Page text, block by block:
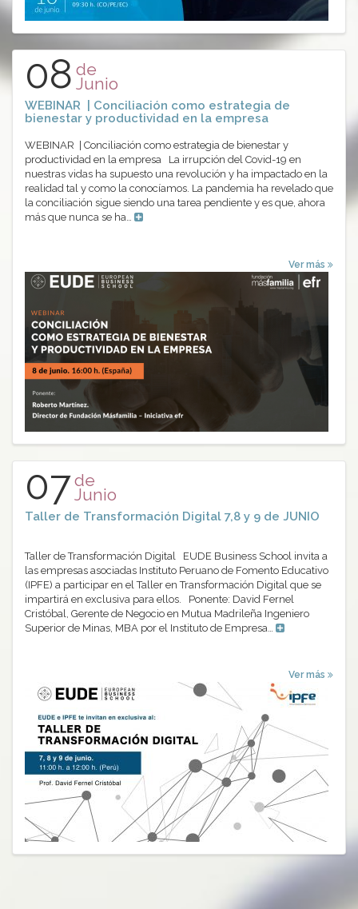
08 de
Junio
WEBINAR | Conciliación como estrategia de
bienestar y productividad en la empresa
WEBINAR | Conciliación como estrategia de bienestar y
productividad en la empresa La irrupción del Covid-19 en
nuestras vidas ha supuesto una revolución y ha impactado en la
realidad tal y como la conocíamos. La pandemia ha revelado que
la conciliación sigue siendo una tarea pendiente y es que, ahora
más que nunca se ha…
Ver más
07de
Junio
Taller de Transformación Digital 7,8 y 9 de JUNIO
Taller de Transformación Digital EUDE Business School invita a
las empresas asociadas Instituto Peruano de Fomento Educativo
(IPFE) a participar en el Taller en Transformación Digital que se
impartirá en exclusiva para ellos. Ponente: David Fernel
Cristóbal, Gerente de Negocio en Mutua Madrileña Ingeniero
Superior de Minas, MBA por el Instituto de Empresa…
Ver más